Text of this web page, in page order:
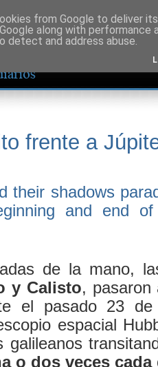
frente a
de la mano,
y Calisto, pasaron
el pasado 23
espacial
galileanos
o dos veces cada
from Google to deliver
along with
detect and address abuse.